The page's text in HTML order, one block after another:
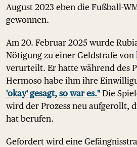
August 2023 eben die Fußball-
gewonnen.
Am 20. Februar 2025 wurde
Nötigung zu einer Geldstrafe von
verurteilt. Er hatte während des
Hermoso habe ihm ihre
'okay' gesagt, so war es." Die
wird der Prozess neu aufgerollt,
hat berufen.
Gefordert wird eine